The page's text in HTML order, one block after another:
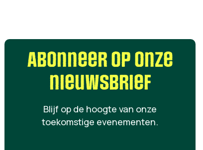
Abonneer op onze
nieuwsbrief
Blijf op de hoogte van onze
toekomstige evenementen.